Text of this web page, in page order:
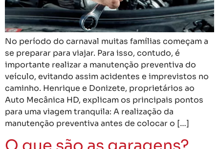
No período do carnaval muitas famílias começam a
se preparar para viajar. Para isso, contudo, é
importante realizar a manutenção preventiva do
veículo, evitando assim acidentes e imprevistos no
caminho. Henrique e Donizete, proprietários ao
Auto Mecânica HD, explicam os principais pontos
para uma viagem tranquila: A realização da
manutenção preventiva antes de colocar o […]